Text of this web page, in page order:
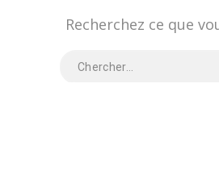
Recherchez ce que